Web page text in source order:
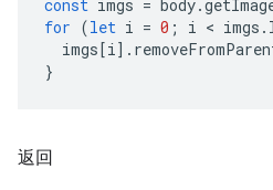
const imgs = body.
for (let i = 0 ; i < imgs .
imgs[i].
}
返回